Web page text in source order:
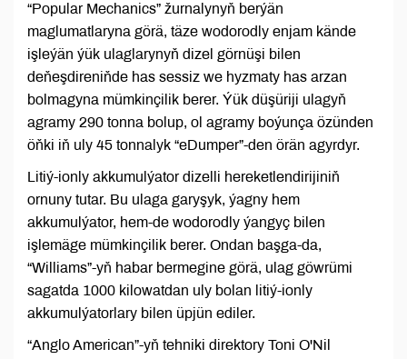
“Popular Mechanics” žurnalynyň berýän
maglumatlaryna görä, täze wodorodly enjam kände
işleýän ýük ulaglarynyň dizel görnüşi bilen
deňeşdireniňde has sessiz we hyzmaty has arzan
bolmagyna mümkinçilik berer. Ýük düşüriji ulagyň
agramy 290 tonna bolup, ol agramy boýunça özünden
öňki iň uly 45 tonnalyk “eDumper”-den örän agyrdyr.
Litiý-ionly akkumulýator dizelli hereketlendirijiniň
ornuny tutar. Bu ulaga garyşyk, ýagny hem
akkumulýator, hem-de wodorodly ýangyç bilen
işlemäge mümkinçilik berer. Ondan başga-da,
“Williams”-yň habar bermegine görä, ulag göwrümi
sagatda 1000 kilowatdan uly bolan litiý-ionly
akkumulýatorlary bilen üpjün ediler.
“Anglo American”-yň tehniki direktory Toni O'Nil